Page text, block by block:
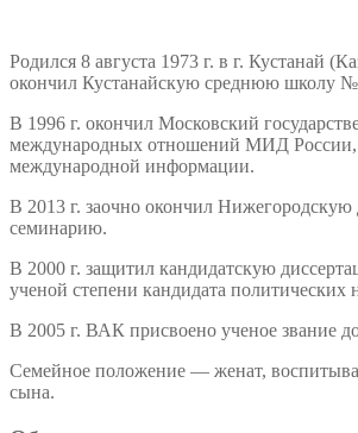
Родился 8 августа 1973 г. в г. Кустанай
окончил Кустанайскую среднюю школу
В 1996 г. окончил Московский
международных отношений МИД России,
международной информации.
В 2013 г. заочно окончил
семинарию.
В 2000 г. защитил кандидатскую
ученой степени кандидата политических
В 2005 г. ВАК присвоено ученое звание
Семейное положение — женат,
сына.